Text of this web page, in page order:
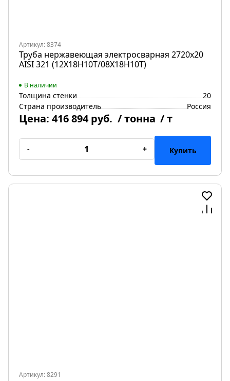
Артикул: 8374
Труба нержавеющая электросварная 2720х20
AISI 321 (12Х18Н10Т/08Х18Н10Т)
В наличии
Толщина стенки
20
Страна производитель
Россия
Цена: 416 894 руб. / тонна / т
- + Купить
Артикул: 8291